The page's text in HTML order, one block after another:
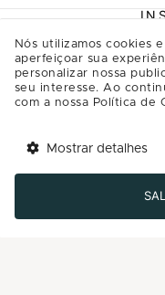
Nós utilizamos cookies
aperfeiçoar sua
personalizar nossa
seu interesse. Ao
com a nossa Política de
Mostrar detalhes
Baixe